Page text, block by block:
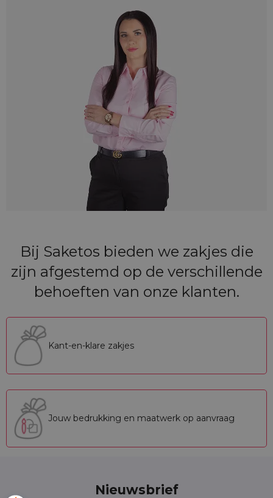
Bij Saketos bieden we zakjes die
zijn afgestemd op de verschillende
behoeften van onze klanten.
Kant-en-klare zakjes
Jouw bedrukking en maatwerk op aanvraag
Nieuwsbrief